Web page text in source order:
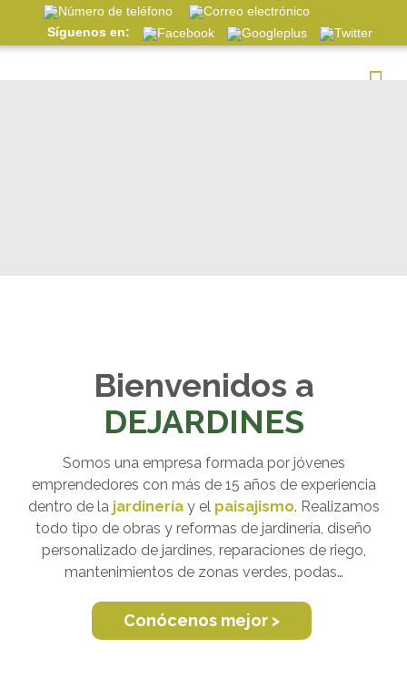
Síguenos en:
Bienvenidos a
DEJARDINES
Somos una empresa formada por jóvenes
emprendedores con más de 15 años de experiencia
dentro de la jardineríay el paisajismo. Realizamos
todo tipo de obras y reformas de jardinería, diseño
personalizado de jardines, reparaciones de riego,
mantenimientos de zonas verdes, podas…
Conócenos mejor >